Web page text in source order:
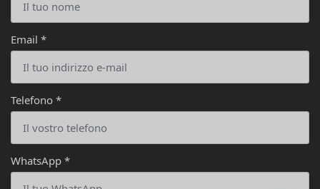
Email *
Telefono *
WhatsApp *